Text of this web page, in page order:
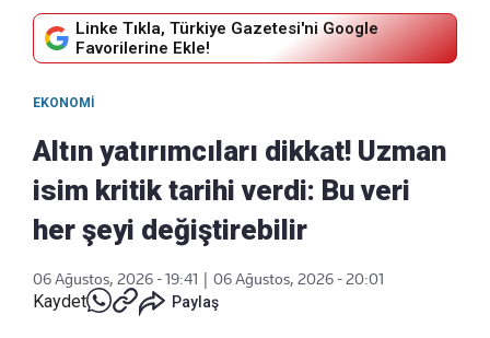
Linke Tıkla, Türkiye Gazetesi'ni Google
Favorilerine Ekle!
EKONOMI
Altın yatırımcıları dikkat! Uzman
isim kritik tarihi verdi: Bu veri
her şeyi değiştirebilir
06 Ağustos, 2026 - 19:41 06 Ağustos, 2026 - 20:01
Kaydet Paylaş